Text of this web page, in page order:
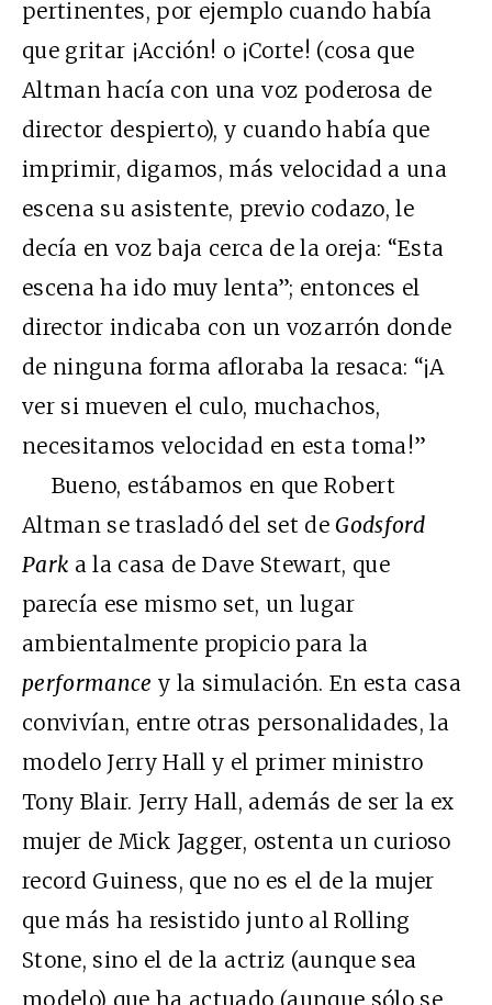
pertinentes, por ejemplo cuando había
que gritar ¡Acción! o ¡Corte! (cosa que
Altman hacía con una voz poderosa de
director despierto), y cuando había que
imprimir, digamos, más velocidad a una
escena su asistente, previo codazo, le
decía en voz baja cerca de la oreja: “Esta
escena ha ido muy lenta”; entonces el
director indicaba con un vozarrón donde
de ninguna forma afloraba la resaca: “¡A
ver si mueven el culo, muchachos,
necesitamos velocidad en esta toma!”
Bueno, estábamos en que Robert
Altman se trasladó del set deGodsford
Park a la casa de Dave Stewart, que
parecía ese mismo set, un lugar
ambientalmente propicio para la
performance y la simulación. En esta casa
convivían, entre otras personalidades, la
modelo Jerry Hall y el primer ministro
Tony Blair. Jerry Hall, además de ser la ex
mujer de Mick Jagger, ostenta un curioso
record Guiness, que no es el de la mujer
que más ha resistido junto al Rolling
Stone, sino el de la actriz (aunque sea
modelo) que ha actuado (aunque sólo se